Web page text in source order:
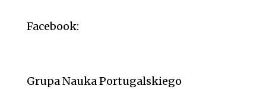
Facebook:
Grupa Nauka Portugalskiego